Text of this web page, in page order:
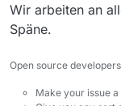
Wir arbeiten an
Späne.
Open source
Make your issue